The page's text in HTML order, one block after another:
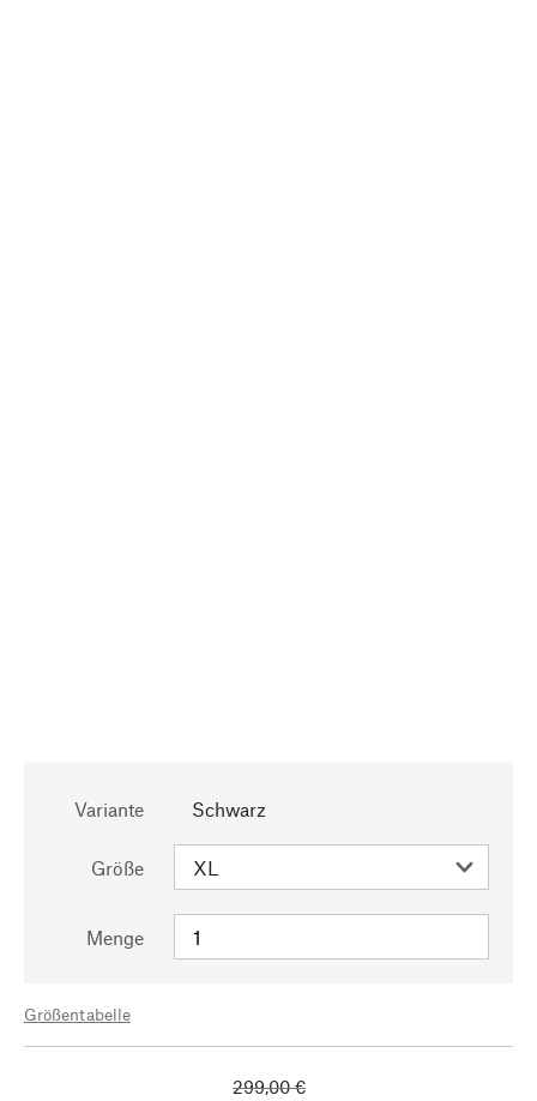
Variante Schwarz
Größe
Menge
Größentabelle
299,00 €